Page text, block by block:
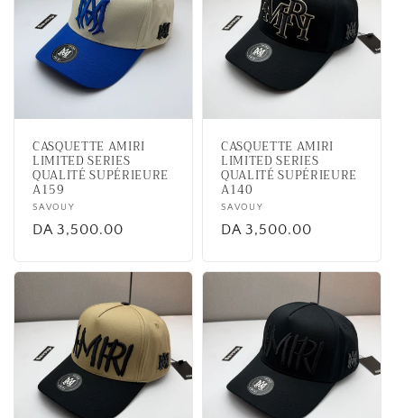
CASQUETTE AMIRI
LIMITED SERIES
QUALITÉ SUPÉRIEURE
A159
Vendor:
SAVOUY
Regular
DA 3,500.00
CASQUETTE AMIRI
LIMITED SERIES
QUALITÉ SUPÉRIEURE
A140
Vendor:
SAVOUY
Regular
DA 3,500.00